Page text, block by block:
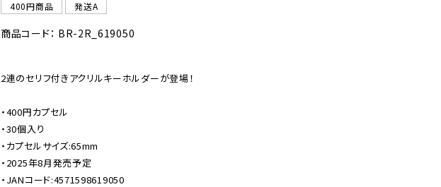
400円商品
発送A
商品コード： BR-2R_619050
2連のセリフ付きアクリルキーホルダーが登場！
・400円カプセル
・30個入り
・カプセルサイズ:65mm
・2025年8月発売予定
・JANコード:4571598619050